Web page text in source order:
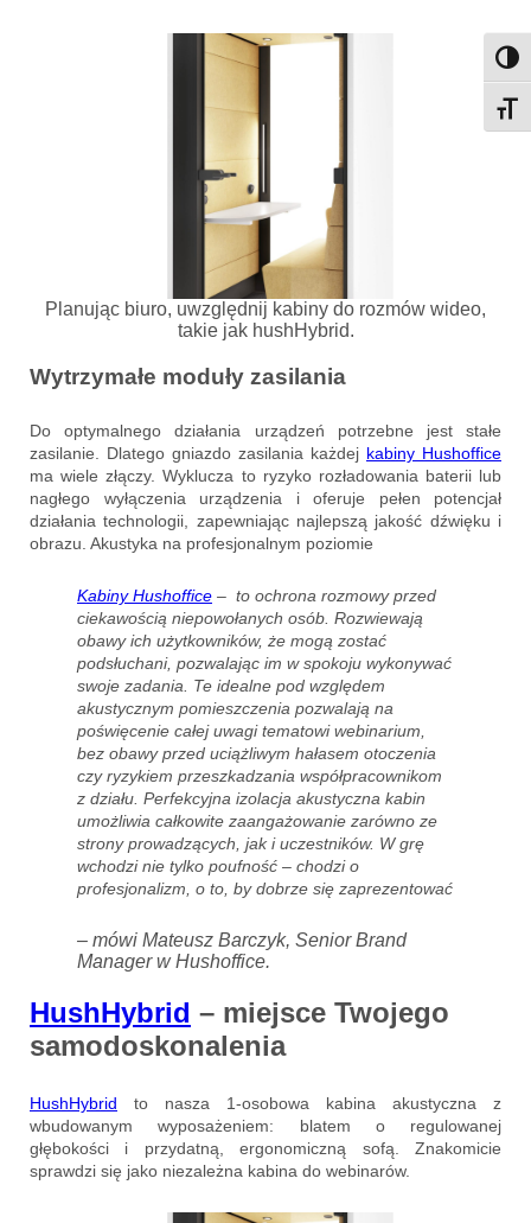
Planując biuro, uwzględnij kabiny do rozmów wideo,
takie jak hushHybrid.
Wytrzymałe moduły zasilania
Do optymalnego działania urządzeń potrzebne jest stałe
zasilanie. Dlatego gniazdo zasilania każdej kabiny Hushoffice
ma wiele złączy. Wyklucza to ryzyko rozładowania baterii lub
nagłego wyłączenia urządzenia i oferuje pełen potencjał
działania technologii, zapewniając najlepszą jakość dźwięku i
obrazu. Akustyka na profesjonalnym poziomie
Kabiny Hushoffice – to ochrona rozmowy przed
ciekawością niepowołanych osób. Rozwiewają
obawy ich użytkowników, że mogą zostać
podsłuchani, pozwalając im w spokoju wykonywać
swoje zadania. Te idealne pod względem
akustycznym pomieszczenia pozwalają na
poświęcenie całej uwagi tematowi webinarium,
bez obawy przed uciążliwym hałasem otoczenia
czy ryzykiem przeszkadzania współpracownikom
z działu. Perfekcyjna izolacja akustyczna kabin
umożliwia całkowite zaangażowanie zarówno ze
strony prowadzących, jak i uczestników. W grę
wchodzi nie tylko poufność – chodzi o
profesjonalizm, o to, by dobrze się zaprezentować
– mówi Mateusz Barczyk, Senior Brand
Manager w Hushoffice.
HushHybrid – miejsce Twojego
samodoskonalenia
HushHybrid to nasza 1-osobowa kabina akustyczna z
wbudowanym wyposażeniem: blatem o regulowanej
głębokości i przydatną, ergonomiczną sofą. Znakomicie
sprawdzi się jako niezależna kabina do webinarów.